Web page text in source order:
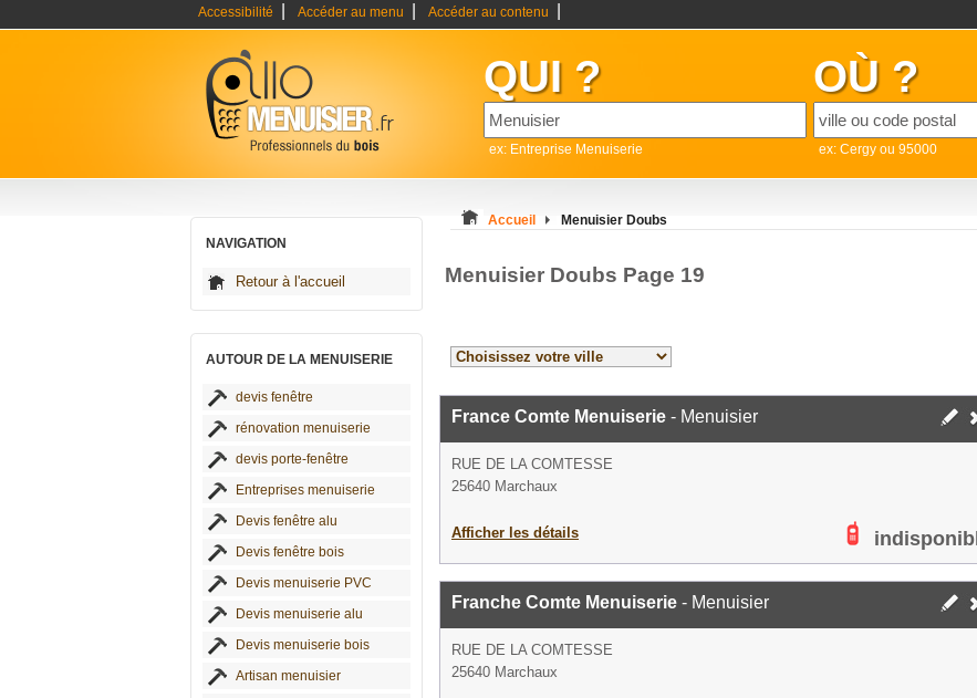
Accessibilité Accéder au menu Accéder au contenu
QUI ?
ex: Entreprise Menuiserie
OÙ ?
ex: Cergy ou 95000
NAVIGATION
Retour à l'accueil
AUTOUR DE LA MENUISERIE
devis fenêtre
rénovation menuiserie
devis porte-fenêtre
Entreprises menuiserie
Devis fenêtre alu
Devis fenêtre bois
Devis menuiserie PVC
Devis menuiserie alu
Devis menuiserie bois
Artisan menuisier
Accueil Menuisier Doubs
Menuisier Doubs Page 19
France Comte Menuiserie - Menuisier
RUE DE LA COMTESSE
25640 Marchaux
Afficher les détails
Franche Comte Menuiserie - Menuisier
RUE DE LA COMTESSE
25640 Marchaux